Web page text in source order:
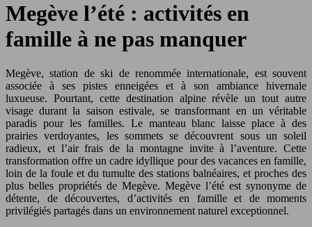
Megève l’été : activités en
famille à ne pas manquer
Megève, station de ski de renommée internationale, est souvent
associée à ses pistes enneigées et à son ambiance hivernale
luxueuse. Pourtant, cette destination alpine révèle un tout autre
visage durant la saison estivale, se transformant en un véritable
paradis pour les familles. Le manteau blanc laisse place à des
prairies verdoyantes, les sommets se découvrent sous un soleil
radieux, et l’air frais de la montagne invite à l’aventure. Cette
transformation offre un cadre idyllique pour des vacances en famille,
loin de la foule et du tumulte des stations balnéaires, et proches des
plus belles propriétés de Megève. Megève l’été est synonyme de
détente, de découvertes, d’activités en famille et de moments
privilégiés partagés dans un environnement naturel exceptionnel.